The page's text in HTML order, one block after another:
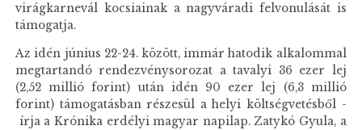
virágkarnevál kocsiainak a nagyváradi felvonulását is
támogatja.
Az idén június 22-24. között, immár hatodik alkalommal
megtartandó rendezvénysorozat a tavalyi 36 ezer lej
(2,52 millió forint) után idén 90 ezer lej (6,3 millió
forint) támogatásban részesül a helyi költségvetésből -
írja a Krónika erdélyi magyar napilap. Zatykó Gyula, a